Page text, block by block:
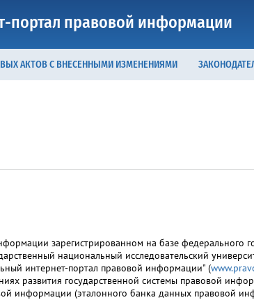
портал правовой информации
АКТОВ С ВНЕСЕННЫМИ ИЗМЕНЕНИЯМИ
зарегистрированном на базе федерального
национальный исследовательский
интернет-портал правовой информации" (
развития государственной системы правовой
информации (эталонного банка данных правовой